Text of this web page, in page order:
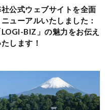
公式ウェブサイトを全面
ニューアルいたしました：
LOGI-BIZ」の魅力をお伝え
します！